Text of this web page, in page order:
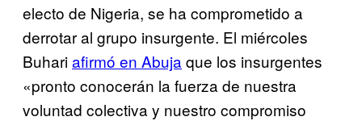
electo de Nigeria, se ha comprometido a
derrotar al grupo insurgente. El miércoles
Buhariafirmó en Abuja que los insurgentes
«pronto conocerán la fuerza de nuestra
voluntad colectiva y nuestro compromiso